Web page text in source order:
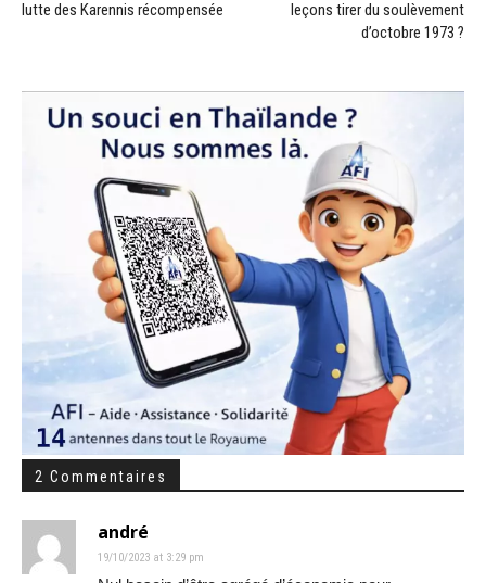
lutte des Karennis récompensée
leçons tirer du soulèvement
d’octobre 1973 ?
2 Commentaires
andré
19/10/2023 at 3:29 pm